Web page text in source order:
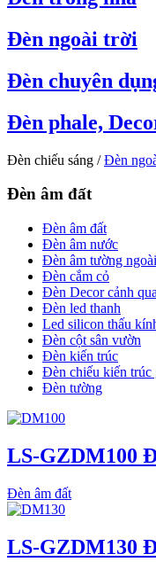
Đèn ngoài trời
Đèn chuyên
Đèn phale,
Đèn chiếu sáng /Đèn
Đèn âm đất
Đèn âm đất
Đèn âm nước
Đèn âm tường
Đèn cắm cỏ
Đèn Decor cảnh
Đèn led thanh
Led silicon thấu
Đèn cột sân vườn
Đèn kiến trúc
Đèn chiếu kiến trúc
Đèn tường
LS-GZDM100
Đèn âm đất
LS-GZDM130